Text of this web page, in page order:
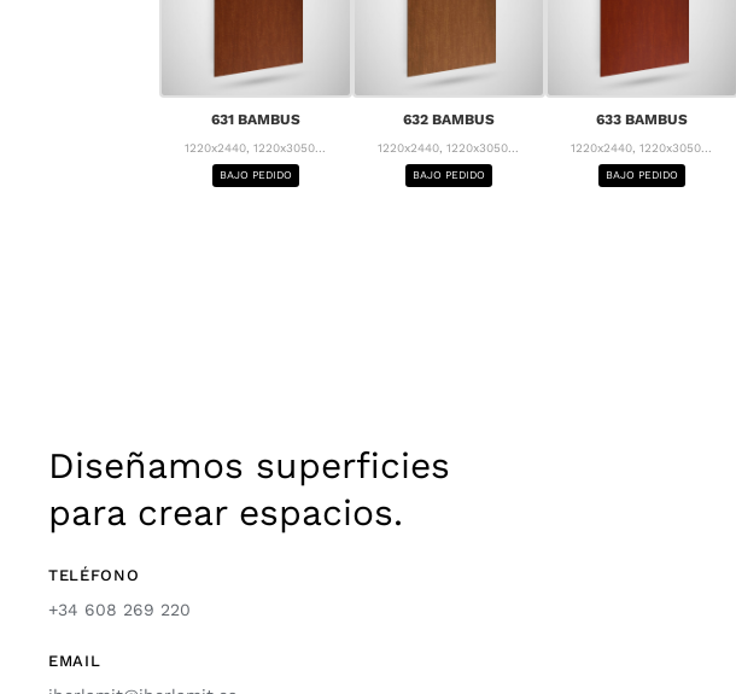
631 BAMBUS
1220x2440, 1220x3050...
BAJO PEDIDO
632 BAMBUS
1220x2440, 1220x3050...
BAJO PEDIDO
633 BAMBUS
1220x2440, 1220x3050...
BAJO PEDIDO
Diseñamos superficies
para crear espacios.
TELÉFONO
+34 608 269 220
EMAIL